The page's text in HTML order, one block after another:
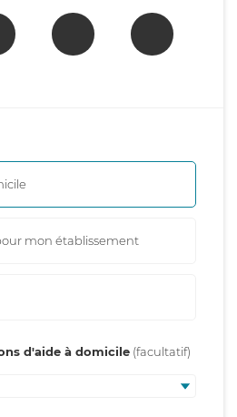
mon établissement
d'aide à domicile